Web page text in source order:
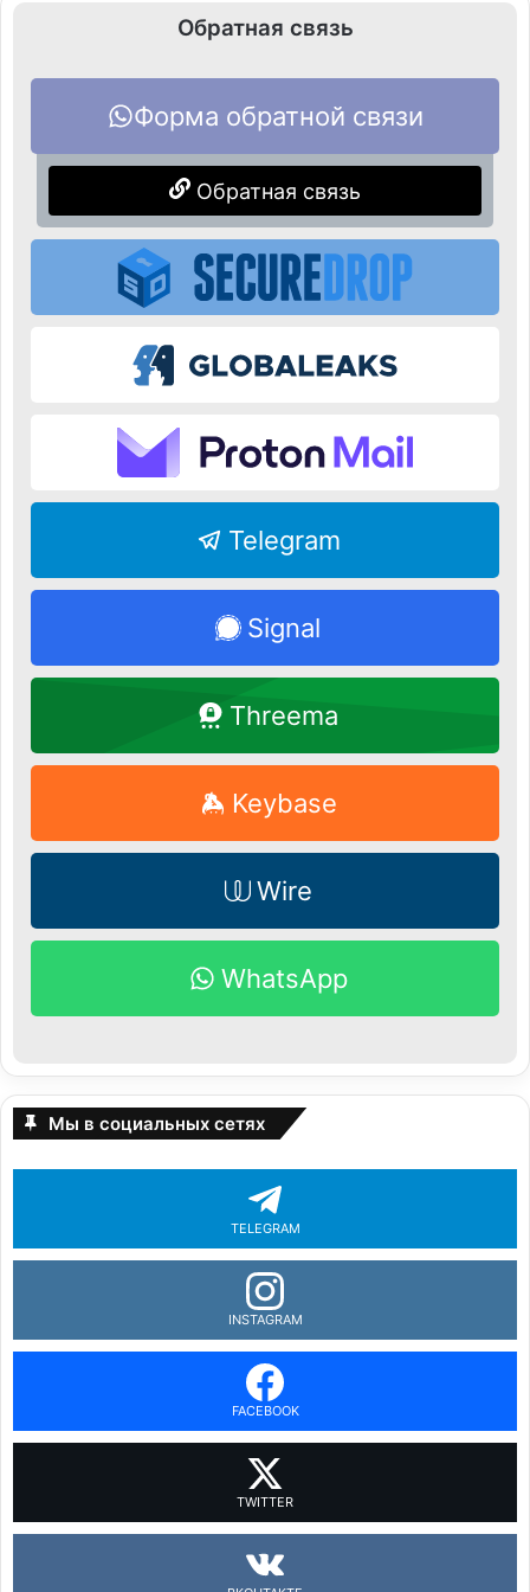
Обратная связь
Форма обратной связи
Обратная связь
Telegram
Signal
Threema
Keybase
Wire
WhatsApp
Мы в социальных сетях
TELEGRAM
INSTAGRAM
FACEBOOK
TWITTER